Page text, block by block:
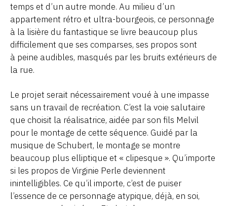
temps et d’un autre monde. Au milieu d’un
appartement rétro et ultra-bourgeois, ce personnage
à la lisière du fantastique se livre beaucoup plus
difficilement que ses comparses, ses propos sont
à peine audibles, masqués par les bruits extérieurs de
la rue.
Le projet serait nécessairement voué à une impasse
sans un travail de recréation. C’est la voie salutaire
que choisit la réalisatrice, aidée par son fils Melvil
pour le montage de cette séquence. Guidé par la
musique de Schubert, le montage se montre
beaucoup plus elliptique et « clipesque ». Qu’importe
si les propos de Virginie Perle deviennent
inintelligibles. Ce qu’il importe, c’est de puiser
l’essence de ce personnage atypique, déjà, en soi,